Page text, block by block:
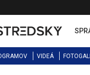
VIDEÁ